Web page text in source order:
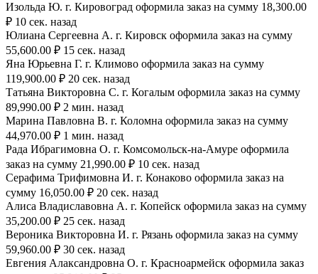
Изольда Ю. г. Кировоград оформила заказ на сумму 18,300.00
₽ 10 сек. назад
Юлиана Сергеевна А. г. Кировск оформила заказ на сумму
55,600.00 ₽ 15 сек. назад
Яна Юрьевна Г. г. Климово оформила заказ на сумму
119,900.00 ₽ 20 сек. назад
Татьяна Викторовна С. г. Когалым оформила заказ на сумму
89,990.00 ₽ 2 мин. назад
Марина Павловна В. г. Коломна оформила заказ на сумму
44,970.00 ₽ 1 мин. назад
Рада Ибрагимовна О. г. Комсомольск-на-Амуре оформила
заказ на сумму 21,990.00 ₽ 10 сек. назад
Серафима Трифимовна И. г. Конаково оформила заказ на
сумму 16,050.00 ₽ 20 сек. назад
Алиса Владиславовна А. г. Копейск оформила заказ на сумму
35,200.00 ₽ 25 сек. назад
Вероника Викторовна И. г. Рязань оформила заказ на сумму
59,960.00 ₽ 30 сек. назад
Евгения Алаксандровна О. г. Красноармейск оформила заказ